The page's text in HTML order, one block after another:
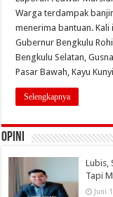
Warga terdampak
menerima bantuan.
Gubernur Bengkulu
Bengkulu Selatan,
Pasar Bawah, Kayu
Selengkapnya
OPINI
Lubis,
Tapi
Juni